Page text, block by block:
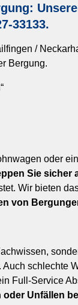
33133.
/
Bergung.
oder
Sie sicher
Wir bieten
von
. Auch schlechte
Full-Service
oder Unfällen